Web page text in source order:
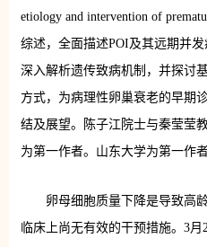
etiology and intervention of
综述，全面描述POI及其远期并
深入解析遗传致病机制，并探讨
方式，为病理性卵巢衰老的早期
结及展望。陈子江院士与秦莹莹
为第一作者。山东大学为第一作
卵母细胞质量下降是导致高
临床上尚无有效的干预措施。3